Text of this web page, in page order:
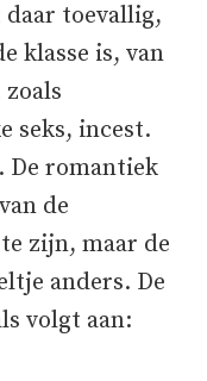
daar toevallig,
klasse is, van
seks, incest.
De romantiek
de
zijn, maar de
anders. De
volgt aan: